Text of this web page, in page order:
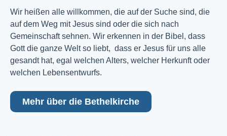
Wir heißen alle willkommen, die auf der Suche sind, die
auf dem Weg mit Jesus sind oder die sich nach
Gemeinschaft sehnen. Wir erkennen in der Bibel, dass
Gott die ganze Welt so liebt, dass er Jesus für uns alle
gesandt hat, egal welchen Alters, welcher Herkunft oder
welchen Lebensentwurfs.
Mehr über die Bethelkirche